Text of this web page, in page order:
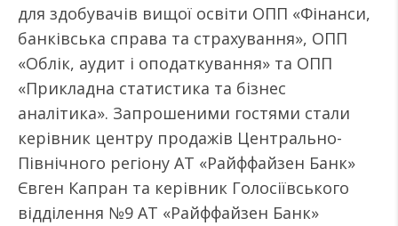
для здобувачів вищої освіти ОПП «Фінанси,
банківська справа та страхування», ОПП
«Облік, аудит і оподаткування» та ОПП
«Прикладна статистика та бізнес
аналітика». Запрошеними гостями стали
керівник центру продажів Центрально-
Північного регіону АТ «Райффайзен Банк»
Євген Капран та керівник Голосіївського
відділення №9 АТ «Райффайзен Банк»